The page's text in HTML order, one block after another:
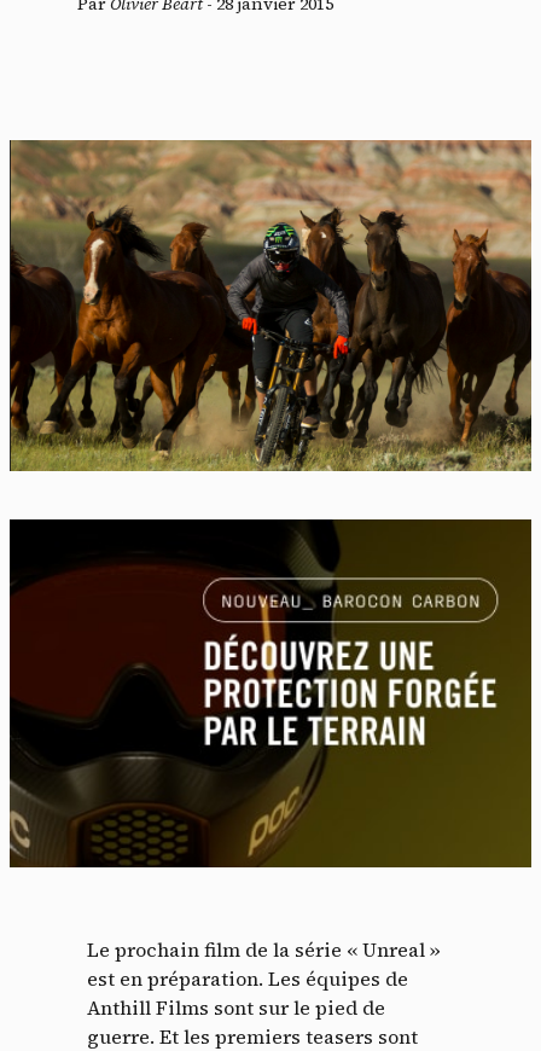
Le prochain film de la série « Unreal »
est en préparation. Les équipes de
Anthill Films sont sur le pied de
guerre. Et les premiers teasers sont